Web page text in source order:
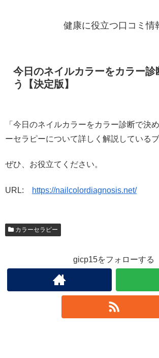
健康に役立つ口コミ情
今日のネイルカラーをカラー診
う【決定版】
「今日のネイルカラーをカラー診断で決
ーセラピーについて詳しく解説しているブ
ぜひ、お役立てください。
URL: https://nailcolordiagnosis.net/
カラーセラピー
gicp15をフォローする